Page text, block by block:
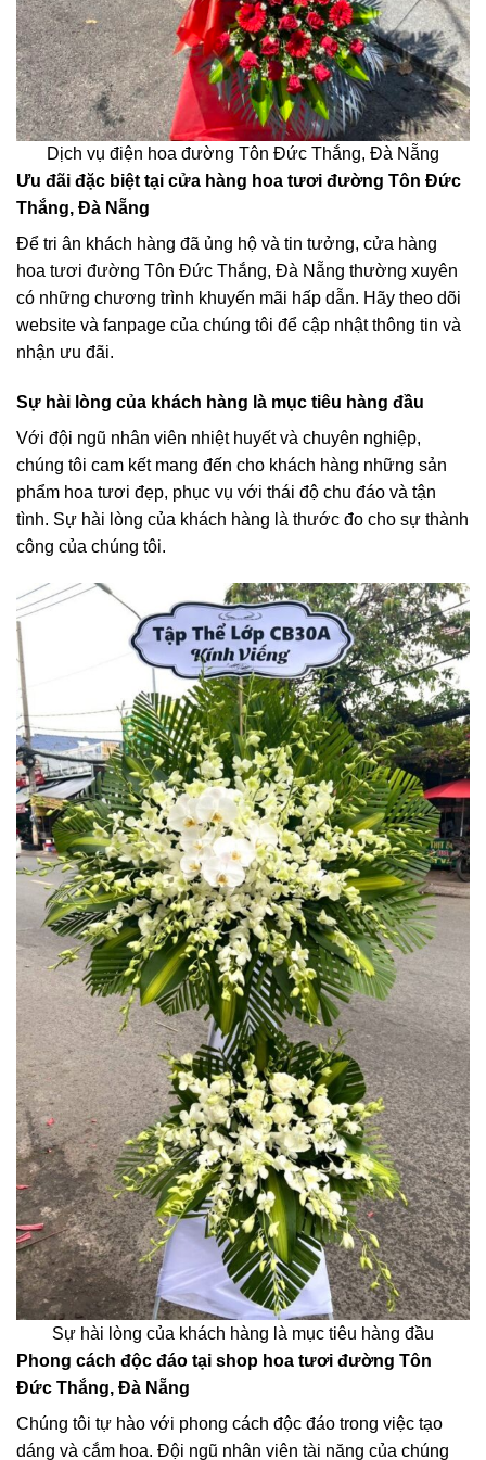
Dịch vụ điện hoa đường Tôn Đức Thắng, Đà Nẵng
Ưu đãi đặc biệt tại cửa hàng hoa tươi đường Tôn Đức
Thắng, Đà Nẵng
Để tri ân khách hàng đã ủng hộ và tin tưởng, cửa hàng
hoa tươi đường Tôn Đức Thắng, Đà Nẵng thường xuyên
có những chương trình khuyến mãi hấp dẫn. Hãy theo dõi
website và fanpage của chúng tôi để cập nhật thông tin và
nhận ưu đãi.
Sự hài lòng của khách hàng là mục tiêu hàng đầu
Với đội ngũ nhân viên nhiệt huyết và chuyên nghiệp,
chúng tôi cam kết mang đến cho khách hàng những sản
phẩm hoa tươi đẹp, phục vụ với thái độ chu đáo và tận
tình. Sự hài lòng của khách hàng là thước đo cho sự thành
công của chúng tôi.
Sự hài lòng của khách hàng là mục tiêu hàng đầu
Phong cách độc đáo tại shop hoa tươi đường Tôn
Đức Thắng, Đà Nẵng
Chúng tôi tự hào với phong cách độc đáo trong việc tạo
dáng và cắm hoa. Đội ngũ nhân viên tài năng của chúng